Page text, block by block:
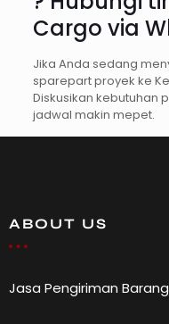
Cargo via
Jika Anda sedang
sparepart proyek ke
Diskusikan kebutuhan
jadwal makin mepet.
ABOUT US
Jasa Pengiriman